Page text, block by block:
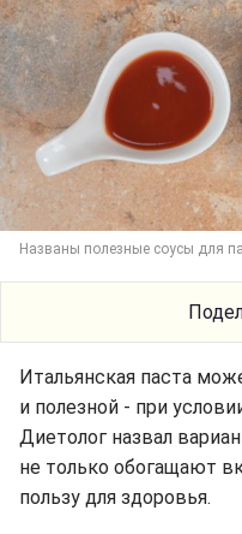
Названы полезные соусы для
Итальянская паста
и полезной - при
Диетолог назвал
не только обогащают
пользу для здоровья.